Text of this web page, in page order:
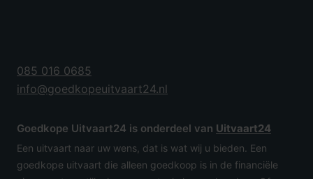
085 016 0685
info@goedkopeuitvaart24.nl
Goedkope Uitvaart24 is onderdeel van Uitvaart24
Een uitvaart naar uw wens, dat is wat wij u bieden. Een
goedkope uitvaart die alleen goedkoop is in de financiële